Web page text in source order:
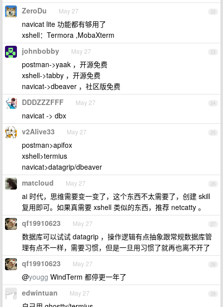
22
ZeroDu May 27
navicat lite 功能都有够用了
xshell：Termora ,MobaXterm
23
johnbobby May 27
postman->yaak ，开源免费
xshell->tabby ，开源免费
navicat->dbeaver ，社区版免费
24
DDDZZZFFF May 27
navicat -> dbx
25
v2Alive33 May 27
postman>apifox
xshell>termius
navicat>datagrip/dbeaver
26
matcloud May 27
ai 时代，思维需要变一变了，这个东西不太需要了，创建 skill
复用即可。如果真需要 xshell 类似的东西，推荐 netcatty 。
27
qf19910623 May 27
数据库可以试试 datagrip ，操作逻辑有点抽象跟常规数据库管
理有点不一样，需要习惯，但是一旦用习惯了就再也离不开了
28
qf19910623 May 27
@yougg WindTerm 都停更一年了
29
edwintuan May 27